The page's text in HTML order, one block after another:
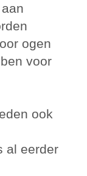
ogen
voor
ook
al eerder